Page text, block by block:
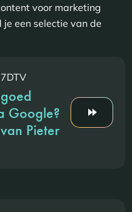
voor marketing
een selectie van de
Google?
Pieter